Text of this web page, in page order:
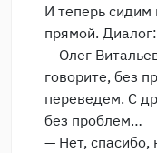
И теперь
прямой. Диалог:
— Олег
говорите, без
переведем. С
без проблем…
— Нет, спасибо,